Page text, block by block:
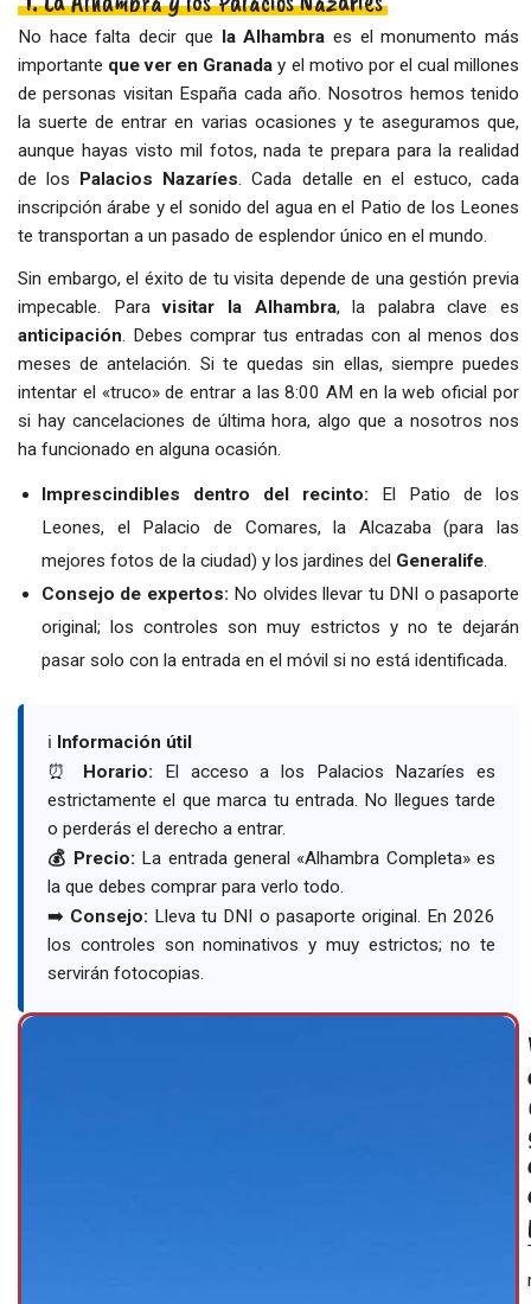
No hace falta decir que la Alhambra es el monumento más
importante que ver en Granada y el motivo por el cual millones
de personas visitan España cada año. Nosotros hemos tenido
la suerte de entrar en varias ocasiones y te aseguramos que,
aunque hayas visto mil fotos, nada te prepara para la realidad
de los Palacios Nazaríes . Cada detalle en el estuco, cada
inscripción árabe y el sonido del agua en el Patio de los Leones
te transportan a un pasado de esplendor único en el mundo.
Sin embargo, el éxito de tu visita depende de una gestión previa
impecable. Paravisitar la Alhambra, la palabra clave es
anticipación . Debes comprar tus entradas con al menos dos
meses de antelación. Si te quedas sin ellas, siempre puedes
intentar el «truco» de entrar a las 8:00 AM en la web oficial por
si hay cancelaciones de última hora, algo que a nosotros nos
ha funcionado en alguna ocasión.
Imprescindibles dentro del recinto: El Patio de los
Leones, el Palacio de Comares, la Alcazaba (para las
mejores fotos de la ciudad) y los jardines del Generalife
Consejo de expertos: No olvides llevar tu DNI o pasaporte
original; los controles son muy estrictos y no te dejarán
pasar solo con la entrada en el móvil si no está identificada.
ℹ️ Información útil
⏰ Horario: El acceso a los Palacios Nazaríes es
estrictamente el que marca tu entrada. No llegues tarde
o perderás el derecho a entrar.
💰 Precio: La entrada general «Alhambra Completa» es
la que debes comprar para verlo todo.
➡️ Consejo: Lleva tu DNI o pasaporte original. En 2026
los controles son nominativos y muy estrictos; no te
servirán fotocopias.